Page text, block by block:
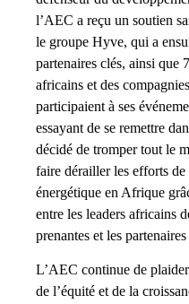
l’AEC a reçu un soutien
le groupe Hyve, qui a
partenaires clés, ainsi que
africains et des
participaient à ses
essayant de se remettre
décidé de tromper tout le
faire dérailler les efforts
énergétique en Afrique
entre les leaders africains
prenantes et les
L’AEC continue de
de l’équité et de la